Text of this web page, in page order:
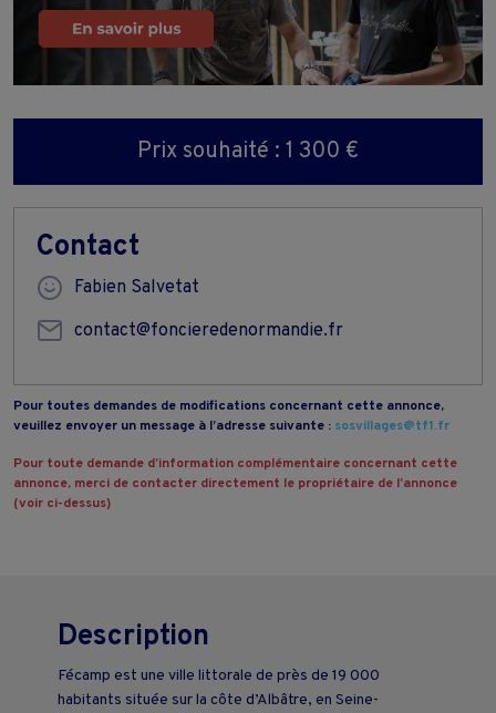
Prix souhaité : 1 300 €
Contact
Fabien Salvetat
contact@foncieredenormandie.fr
Pour toutes demandes de modifications concernant cette annonce,
veuillez envoyer un message à l’adresse suivante : sosvillages@tf1.fr
Pour toute demande d’information complémentaire concernant cette
annonce, merci de contacter directement le propriétaire de l’annonce
(voir ci-dessus)
Description
Fécamp est une ville littorale de près de 19 000
habitants située sur la côte d’Albâtre, en Seine-